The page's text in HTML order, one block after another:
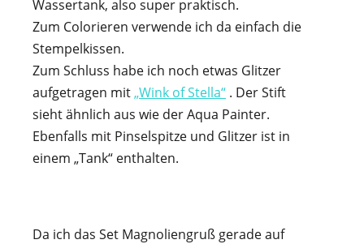
Wassertank, also super praktisch.
Zum Colorieren verwende ich da einfach die
Stempelkissen.
Zum Schluss habe ich noch etwas Glitzer
aufgetragen mit„Wink of Stella“ . Der Stift
sieht ähnlich aus wie der Aqua Painter.
Ebenfalls mit Pinselspitze und Glitzer ist in
einem „Tank“ enthalten.
Da ich das Set Magnoliengruß gerade auf